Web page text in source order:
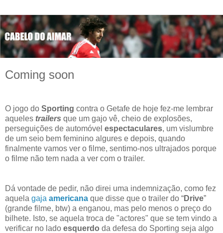
Coming soon
O jogo do Sporting contra o Getafe de hoje fez-me lembrar
aqueles trailers que um gajo vê, cheio de explosões,
perseguições de automóvel espectaculares, um vislumbre
de um seio bem feminino algures e depois, quando
finalmente vamos ver o filme, sentimo-nos ultrajados porque
o filme não tem nada a ver com o trailer.
Dá vontade de pedir, não direi uma indemnização, como fez
aquela gaja americana que disse que o trailer do “Drive”
(grande filme, btw) a enganou, mas pelo menos o preço do
bilhete. Isto, se aquela troca de "actores" que se tem vindo a
verificar no lado esquerdo da defesa do Sporting seja algo